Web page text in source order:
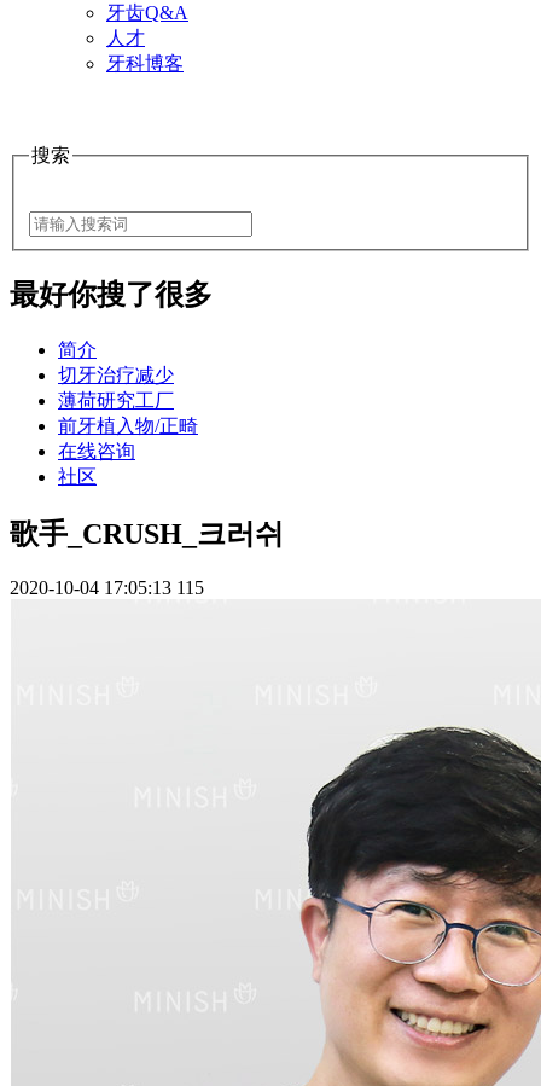
牙齿Q&A
人才
牙科博客
搜索
最好你搜了很多
简介
切牙治疗减少
薄荷研究工厂
前牙植入物/正畸
在线咨询
社区
歌手_CRUSH_크러쉬
2020-10-04 17:05:13 115